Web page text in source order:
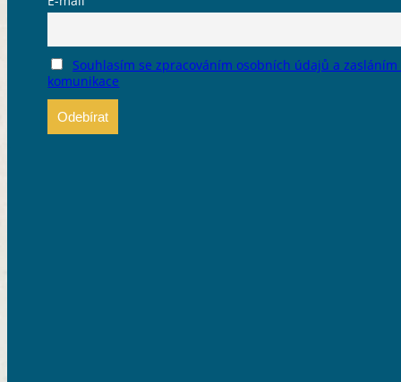
Souhlasím se zpracováním osobních údajů a
komunikace